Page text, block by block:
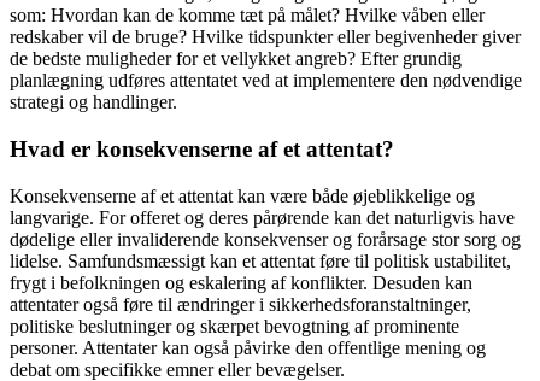
som: Hvordan kan de komme tæt på målet? Hvilke våben eller
redskaber vil de bruge? Hvilke tidspunkter eller begivenheder giver
de bedste muligheder for et vellykket angreb? Efter grundig
planlægning udføres attentatet ved at implementere den nødvendige
strategi og handlinger.
Hvad er konsekvenserne af et attentat?
Konsekvenserne af et attentat kan være både øjeblikkelige og
langvarige. For offeret og deres pårørende kan det naturligvis have
dødelige eller invaliderende konsekvenser og forårsage stor sorg og
lidelse. Samfundsmæssigt kan et attentat føre til politisk ustabilitet,
frygt i befolkningen og eskalering af konflikter. Desuden kan
attentater også føre til ændringer i sikkerhedsforanstaltninger,
politiske beslutninger og skærpet bevogtning af prominente
personer. Attentater kan også påvirke den offentlige mening og
debat om specifikke emner eller bevægelser.